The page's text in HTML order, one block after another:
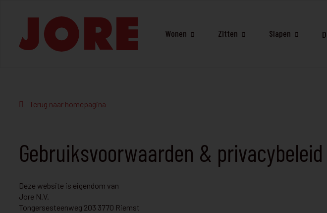
Wonen Zitten Slapen
Terug naar homepagina
Gebruiksvoorwaarden & privacybeleid
Deze website is eigendom van
Jore N.V.
Tongersesteenweg 203 3770 Riemst